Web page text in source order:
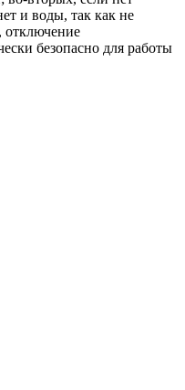
и воды, так как не
отключение
безопасно для работы